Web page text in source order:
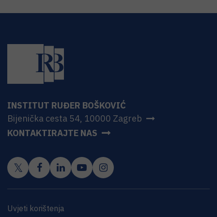
INSTITUT RUĐER BOŠKOVIĆ
Bijenička cesta 54, 10000 Zagreb
KONTAKTIRAJTE NAS
Uvjeti korištenja